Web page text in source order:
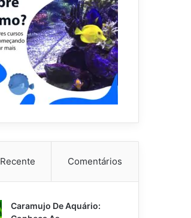
Recente Comentários
Caramujo De Aquário: